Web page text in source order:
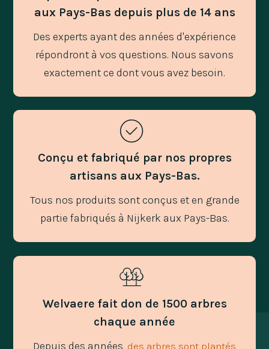
aux Pays-Bas depuis plus de 14 ans
Des experts ayant des années d'expérience
répondront à vos questions. Nous savons
exactement ce dont vous avez besoin.
Conçu et fabriqué par nos propres
artisans aux Pays-Bas.
Tous nos produits sont conçus et en grande
partie fabriqués à Nijkerk aux Pays-Bas.
Welvaere fait don de 1500 arbres
chaque année
Depuis des années, des arbres sont plantés